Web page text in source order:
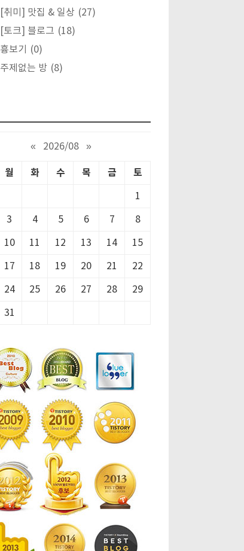
[취미] 맛집 & 일상 (27)
[토크] 블로그 (18)
흉보기
(0)
주제없는 방 (8)
« 2026/08 »
월 화 수 목 금 토
1
3 4 5 6 7 8
10 11 12 13 14 15
17 18 19 20 21 22
24 25 26 27 28 29
31